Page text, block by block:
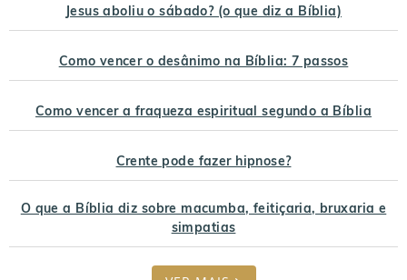
Jesus aboliu o sábado? (o que diz a Bíblia)
Como vencer o desânimo na Bíblia: 7 passos
Como vencer a fraqueza espiritual segundo a Bíblia
Crente pode fazer hipnose?
O que a Bíblia diz sobre macumba, feitiçaria, bruxaria e
simpatias